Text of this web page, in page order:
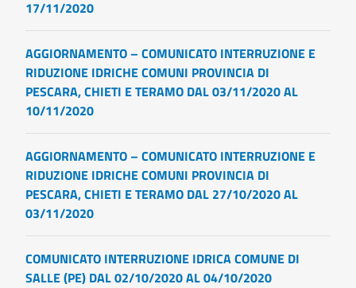
17/11/2020
AGGIORNAMENTO – COMUNICATO INTERRUZIONE E
RIDUZIONE IDRICHE COMUNI PROVINCIA DI
PESCARA, CHIETI E TERAMO DAL 03/11/2020 AL
10/11/2020
AGGIORNAMENTO – COMUNICATO INTERRUZIONE E
RIDUZIONE IDRICHE COMUNI PROVINCIA DI
PESCARA, CHIETI E TERAMO DAL 27/10/2020 AL
03/11/2020
COMUNICATO INTERRUZIONE IDRICA COMUNE DI
SALLE (PE) DAL 02/10/2020 AL 04/10/2020